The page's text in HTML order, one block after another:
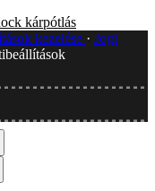
kárpótlás
kezelése
Jogi